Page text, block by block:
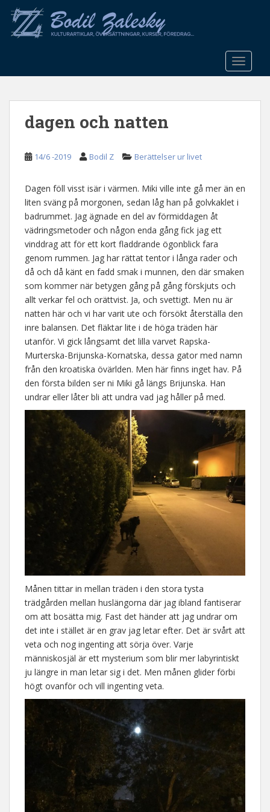
o
dagen och natten
14/6 -2019 Bodil Z Berättelser ur livet
Dagen föll visst isär i värmen. Miki ville inte gå mer än en
liten sväng på morgonen, sedan låg han på golvkaklet i
badrummet. Jag ägnade en del av förmiddagen åt
vädringsmetoder och någon enda gång fick jag ett
vinddrag att för ett kort fladdrande ögonblick fara
genom rummen. Jag har rättat tentor i långa rader och
då och då känt en fadd smak i munnen, den där smaken
som kommer när betygen gång på gång förskjuts och
allt verkar fel och orättvist. Ja, och svettigt. Men nu är
natten här och vi har varit ute och försökt återställa den
inre balansen. Det fläktar lite i de höga träden här
utanför. Vi gick långsamt det lilla varvet Rapska-
Murterska-Brijunska-Kornatska, dessa gator med namn
från den kroatiska övärlden. Men här finns inget hav. På
den första bilden ser ni Miki gå längs Brijunska. Han
undrar eller låter bli att undra vad jag håller på med.
Månen tittar in mellan träden i den stora tysta
trädgården mellan huslängorna där jag ibland fantiserar
om att bosätta mig. Fast det händer att jag undrar om
det inte i stället är en grav jag letar efter. Det är svårt att
veta och nog ingenting att sörja över. Varje
människosjäl är ett mysterium som blir mer labyrintiskt
ju längre in man letar sig i det. Men månen glider förbi
högt ovanför och vill ingenting veta.